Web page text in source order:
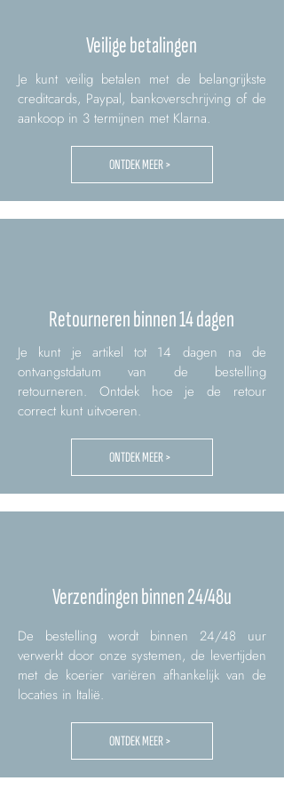
Veilige betalingen
Je kunt veilig betalen met de belangrijkste
creditcards, Paypal, bankoverschrijving of de
aankoop in 3 termijnen met Klarna.
ONTDEK MEER >
Retourneren binnen 14 dagen
Je kunt je artikel tot 14 dagen na de
ontvangstdatum van de bestelling
retourneren. Ontdek hoe je de retour
correct kunt uitvoeren.
ONTDEK MEER >
Verzendingen binnen 24/48u
De bestelling wordt binnen 24/48 uur
verwerkt door onze systemen, de levertijden
met de koerier variëren afhankelijk van de
locaties in Italië.
ONTDEK MEER >